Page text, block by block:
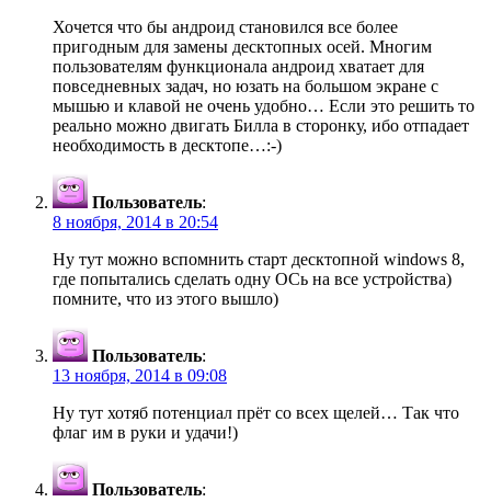
Хочется что бы андроид становился все более
пригодным для замены десктопных осей. Многим
пользователям функционала андроид хватает для
повседневных задач, но юзать на большом экране с
мышью и клавой не очень удобно… Если это решить то
реально можно двигать Билла в сторонку, ибо отпадает
необходимость в десктопе…:-)
Пользователь:
8 ноября, 2014 в 20:54
Ну тут можно вспомнить старт десктопной windows 8,
где попытались сделать одну ОСь на все устройства)
помните, что из этого вышло)
Пользователь:
13 ноября, 2014 в 09:08
Ну тут хотяб потенциал прёт со всех щелей… Так что
флаг им в руки и удачи!)
Пользователь: